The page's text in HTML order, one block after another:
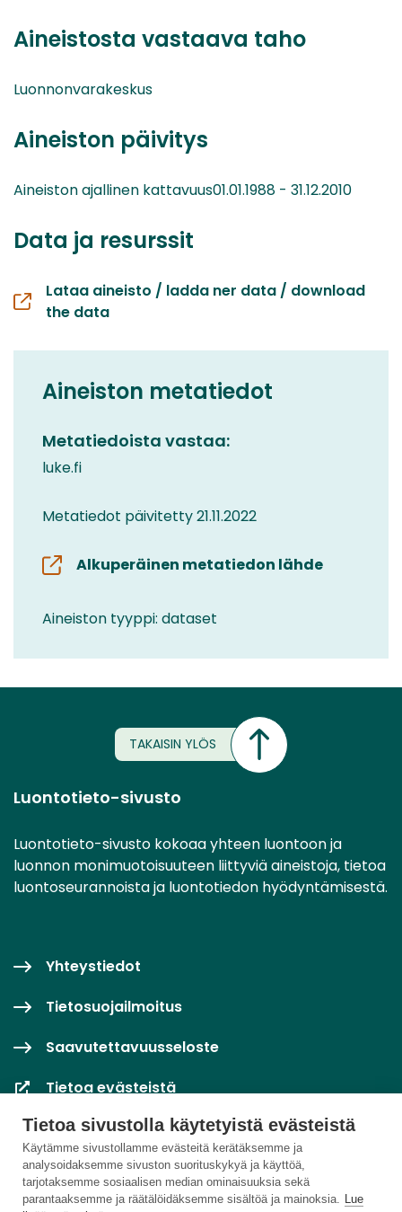
Tietoa sivustolla käytetyistä evästeistä
Käytämme sivustollamme evästeitä kerätäksemme ja
analysoidaksemme sivuston suorituskykyä ja käyttöä,
tarjotaksemme sosiaalisen median ominaisuuksia sekä
parantaaksemme ja räätälöidäksemme sisältöä ja mainoksia. Lue
Aineistosta vastaava taho
Luonnonvarakeskus
Aineiston päivitys
Aineiston ajallinen kattavuus01.01.1988 - 31.12.2010
Data ja resurssit
Lataa aineisto / ladda ner data / download
the data
Aineiston metatiedot
Metatiedoista vastaa:
luke.fi
Metatiedot päivitetty 21.11.2022
Alkuperäinen metatiedon lähde
Aineiston tyyppi: dataset
TAKAISIN YLÖS
Luontotieto-sivusto
Luontotieto-sivusto kokoaa yhteen luontoon ja
luonnon monimuotoisuuteen liittyviä aineistoja, tietoa
luontoseurannoista ja luontotiedon hyödyntämisestä.
Yhteystiedot
Tietosuojailmoitus
Saavutettavuusseloste
Tietoa evästeistä
Evästeasetukset